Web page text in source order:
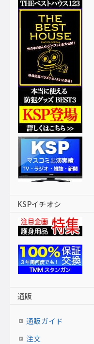
KSPイチオシ
通販
通販ガイド
注文